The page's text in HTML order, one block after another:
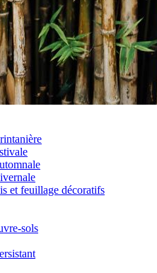
et feuillage décoratifs
sols